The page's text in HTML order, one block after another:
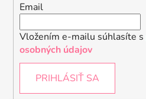
Email
Vložením e-mailu súhlasíte s
osobných údajov
PRIHLÁSIŤ SA